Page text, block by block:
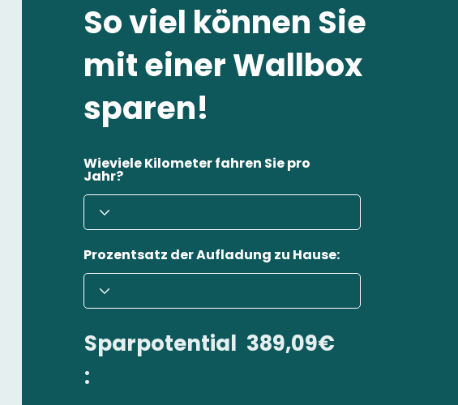
So viel können Sie
mit einer Wallbox
sparen!
Wieviele Kilometer fahren Sie pro
Jahr?
Prozentsatz der Aufladung zu Hause:
Sparpotential
:
389,09€